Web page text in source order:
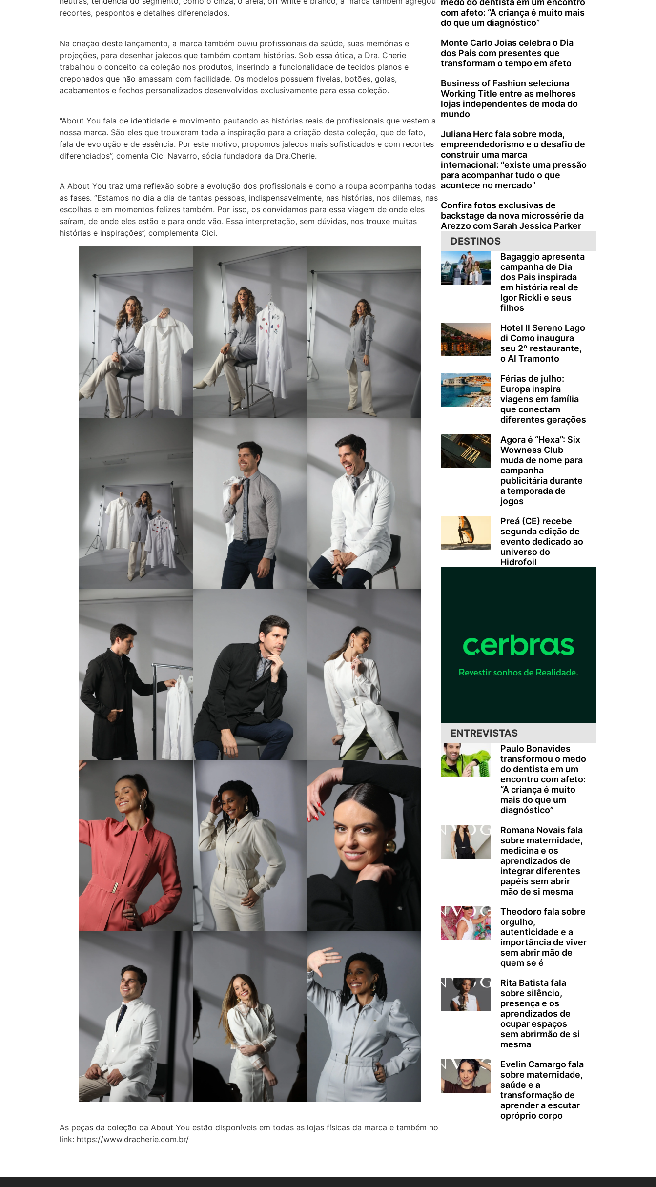
recortes, pespontos e detalhes diferenciados.
Na criação deste lançamento, a marca também ouviu profissionais da saúde, suas memórias e
projeções, para desenhar jalecos que também contam histórias. Sob essa ótica, a Dra. Cherie
trabalhou o conceito da coleção nos produtos, inserindo a funcionalidade de tecidos planos e
creponados que não amassam com facilidade. Os modelos possuem fivelas, botões, golas,
acabamentos e fechos personalizados desenvolvidos exclusivamente para essa coleção.
“About You fala de identidade e movimento pautando as histórias reais de profissionais que vestem a
nossa marca. São eles que trouxeram toda a inspiração para a criação desta coleção, que de fato,
fala de evolução e de essência. Por este motivo, propomos jalecos mais sofisticados e com recortes
diferenciados’’, comenta Cici Navarro, sócia fundadora da Dra.Cherie.
A About You traz uma reflexão sobre a evolução dos profissionais e como a roupa acompanha todas
as fases. ‘’Estamos no dia a dia de tantas pessoas, indispensavelmente, nas histórias, nos dilemas, nas
escolhas e em momentos felizes também. Por isso, os convidamos para essa viagem de onde eles
saíram, de onde eles estão e para onde vão. Essa interpretação, sem dúvidas, nos trouxe muitas
histórias e inspirações’’, complementa Cici.
As peças da coleção da About You estão disponíveis em todas as lojas físicas da marca e também no
link: https://www.dracherie.com.br/
medo do dentista em um encontro
com afeto: “A criança é muito mais
do que um diagnóstico”
Monte Carlo Joias celebra o Dia
dos Pais com presentes que
transformam o tempo em afeto
Business of Fashion seleciona
Working Title entre as melhores
lojas independentes de moda do
mundo
Juliana Herc fala sobre moda,
empreendedorismo e o desafio de
construir uma marca
internacional: “existe uma pressão
para acompanhar tudo o que
acontece no mercado”
Confira fotos exclusivas de
backstage da nova microssérie da
Arezzo com Sarah Jessica Parker
DESTINOS
Bagaggio apresenta
campanha de Dia
dos Pais inspirada
em história real de
Igor Rickli e seus
filhos
Hotel Il Sereno Lago
di Como inaugura
seu 2º restaurante,
o Al Tramonto
Férias de julho:
Europa inspira
viagens em família
que conectam
diferentes gerações
Agora é “Hexa”: Six
Wowness Club
muda de nome para
campanha
publicitária durante
a temporada de
jogos
Preá (CE) recebe
segunda edição de
evento dedicado ao
universo do
Hidrofoil
ENTREVISTAS
Paulo Bonavides
transformou o medo
do dentista em um
encontro com afeto:
“A criança é muito
mais do que um
diagnóstico”
Romana Novais fala
sobre maternidade,
medicina e os
aprendizados de
integrar diferentes
papéis sem abrir
mão de si mesma
Theodoro fala sobre
orgulho,
autenticidade e a
importância de viver
sem abrir mão de
quem se é
Rita Batista fala
sobre silêncio,
presença e os
aprendizados de
ocupar espaços
sem abrirmão de si
mesma
Evelin Camargo fala
sobre maternidade,
saúde e a
transformação de
aprender a escutar
opróprio corpo